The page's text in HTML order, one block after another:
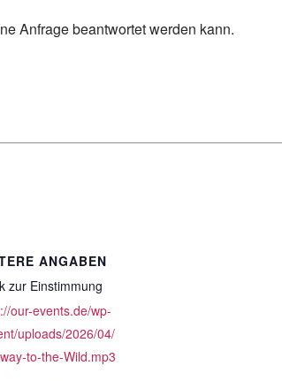
Anfrage beantwortet werden kann.
ANGABEN
zur Einstimmung
our-events.de/wp-
uploads/2026/04/
to-the-Wild.mp3